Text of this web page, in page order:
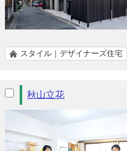
スタイル｜デザイナーズ住宅
秋山立花